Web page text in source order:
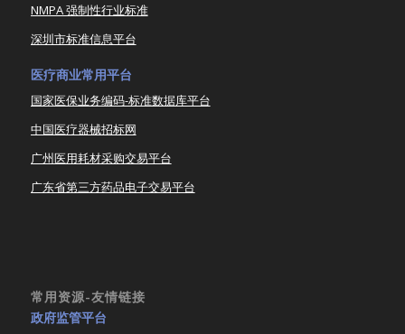
NMPA 强制性行业标准
深圳市标准信息平台
医疗商业常用平台
国家医保业务编码-标准数据库平台
中国医疗器械招标网
广州医用耗材采购交易平台
广东省第三方药品电子交易平台
常用资源-友情链接
政府监管平台